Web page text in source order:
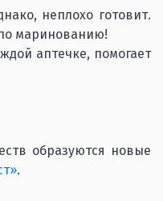
неплохо готовит.
маринованию!
аптечке, помогает
образуются новые
.